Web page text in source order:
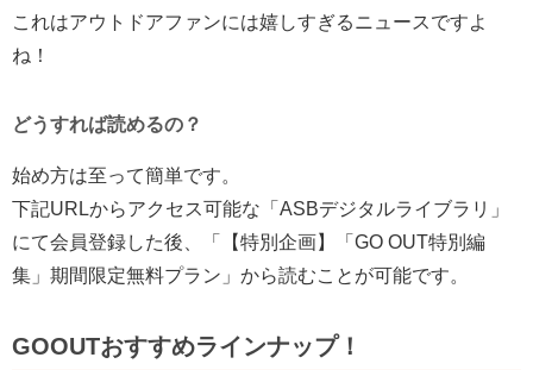
これはアウトドアファンには嬉しすぎるニュースですよ
ね！
どうすれば読めるの？
始め方は至って簡単です。
下記URLからアクセス可能な「ASBデジタルライブラリ」
にて会員登録した後、「
【特別企画】「GO OUT特別編
集」期間限定無料プラン」から読むことが可能です。
GOOUTおすすめラインナップ！